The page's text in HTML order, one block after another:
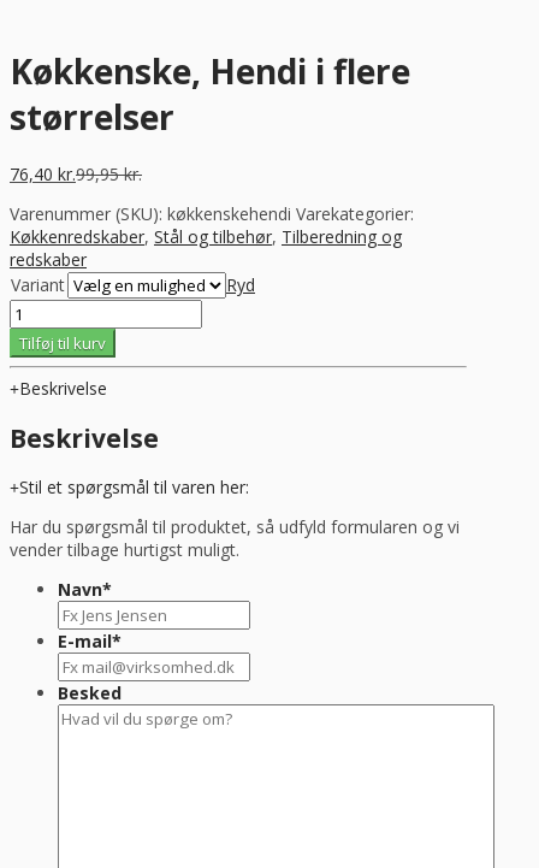
Køkkenske, Hendi i flere
størrelser
76,40 kr.99,95kr.
Varenummer (SKU): køkkenskehendi Varekategorier:
Køkkenredskaber, Stål og tilbehør, Tilberedning og
redskaber
Variant
Ryd
Køkkenske,
Hendi
i
flere
størrelser
antal
Tilføj til kurv
Beskrivelse
Beskrivelse
Stil et spørgsmål til varen her:
Har du spørgsmål til produktet, så udfyld formularen og vi
vender tilbage hurtigst muligt.
Navn*
E-mail*
Besked